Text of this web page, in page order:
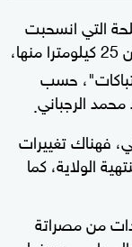
التي انسحبت
، تتمركز على مسافة لا تزيد عن 25 كيلومترا منها،
حسب
الرجباني.
فهناك تغييرات
الولاية، كما
من مصراتة